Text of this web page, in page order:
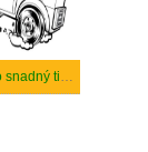
Popelářské Auto snadný tisknutelné